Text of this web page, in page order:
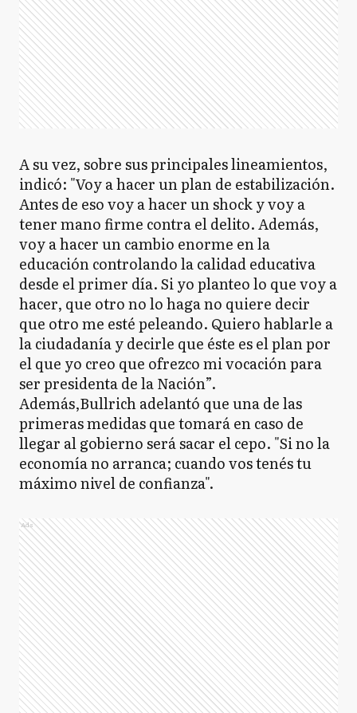
A su vez, sobre sus principales lineamientos,
indicó: "Voy a hacer un plan de estabilización.
Antes de eso voy a hacer un shock y voy a
tener mano firme contra el delito. Además,
voy a hacer un cambio enorme en la
educación controlando la calidad educativa
desde el primer día. Si yo planteo lo que voy a
hacer, que otro no lo haga no quiere decir
que otro me esté peleando. Quiero hablarle a
la ciudadanía y decirle que éste es el plan por
el que yo creo que ofrezco mi vocación para
ser presidenta de la Nación”.
Además,Bullrich adelantó que una de las
primeras medidas que tomará en caso de
llegar al gobierno será sacar el cepo. "Si no la
economía no arranca; cuando vos tenés tu
máximo nivel de confianza".
Ads